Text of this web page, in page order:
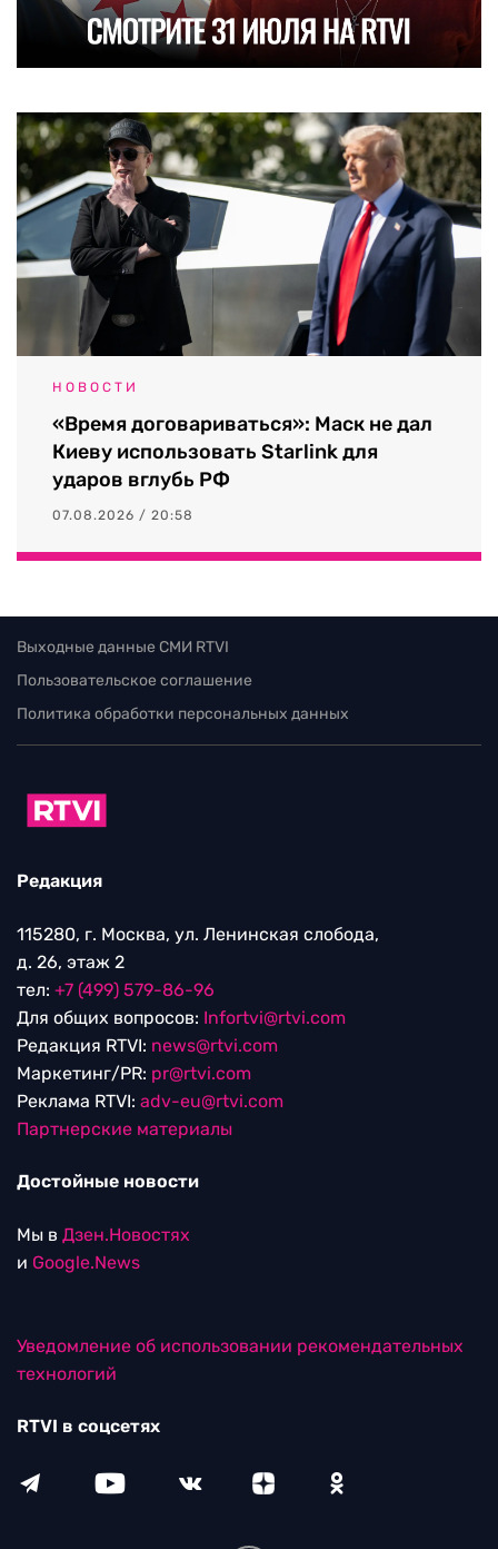
НОВОСТИ
«Время договариваться»: Маск не дал
Киеву использовать Starlink для
ударов вглубь РФ
07.08.2026 / 20:58
Выходные данные СМИ RTVI
Пользовательское соглашение
Политика обработки персональных данных
Редакция
115280, г. Москва, ул. Ленинская слобода,
д. 26, этаж 2
тел: +7 (499) 579-86-96
Для общих вопросов: Infortvi@rtvi.com
Редакция RTVI: news@rtvi.com
Маркетинг/PR: pr@rtvi.com
Реклама RTVI: adv-eu@rtvi.com
Партнерские материалы
Достойные новости
Мы в Дзен.Новостях
и Google.News
Уведомление об использовании рекомендательных
технологий
RTVI в соцсетях